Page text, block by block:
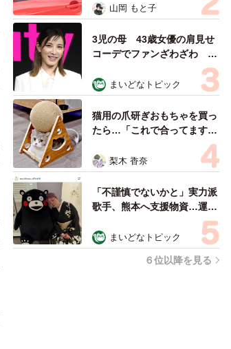
憩まで分刻み… 「大学生で
も組まねえよ！」
山岡 もと子
3児の母 43歳女優の肩見せ
コーデでファンざわざわ
「色っぽすぎて思わず二度
見」「むっかしからずっと可
愛い」
まいどなトピック
猫用の爪研ぎおもちゃを買っ
たら…「これで合ってます
か？」予想外の使い方が大反
響 「100点満点」「かわい
いからよし！」
梨木 香奈
「不謹慎でないかと」実力派
歌手、熊本へ支援物資…運搬
トラックの車体デザインにた
めらい 「痛いほど伝わる」
「行動され立派」
まいどなトピック
６位以降を見る